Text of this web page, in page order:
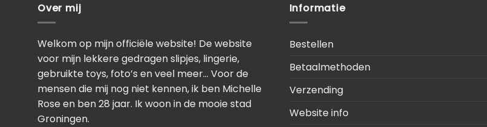
Over mij
Welkom op mijn officiële website! De website
voor mijn lekkere gedragen slipjes, lingerie,
gebruikte toys, foto’s en veel meer… Voor de
mensen die mij nog niet kennen, ik ben Michelle
Rose en ben 28 jaar. Ik woon in de mooie stad
Groningen.
Informatie
Bestellen
Betaalmethoden
Verzending
Website info